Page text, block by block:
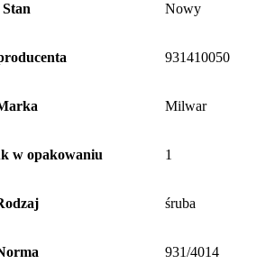
Stan Nowy
931410050
Milwar
w opakowaniu 1
śruba
931/4014